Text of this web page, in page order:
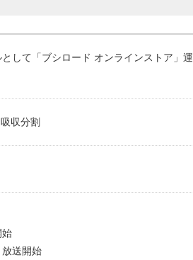
して「ブシロード オンラインストア」運
収分割
始
送開始